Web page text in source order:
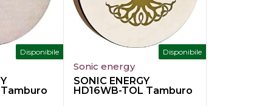
Disponibile Disponibile
Sonic energy
SONIC ENERGY
HD16WB-TOL Tamburo